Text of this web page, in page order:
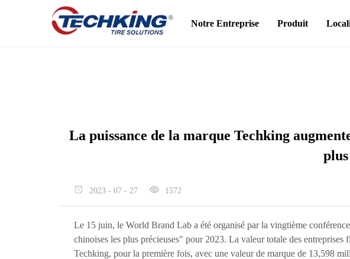
Notre Entreprise Produit
La puissance de la marque Techking
2023 - 07 - 27 1572
Le 15 juin, le World Brand Lab a été organisé par la vingtième
chinoises les plus précieuses" pour 2023. La valeur totale des
Techking, pour la première fois, avec une valeur de marque de 13,598